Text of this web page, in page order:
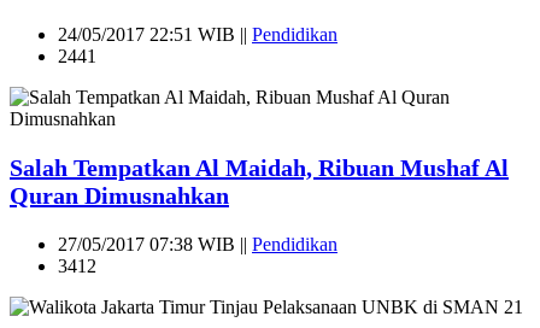
24/05/2017 22:51 WIB || Pendidikan
2441
Salah Tempatkan Al Maidah, Ribuan Mushaf Al
Quran Dimusnahkan
27/05/2017 07:38 WIB || Pendidikan
3412